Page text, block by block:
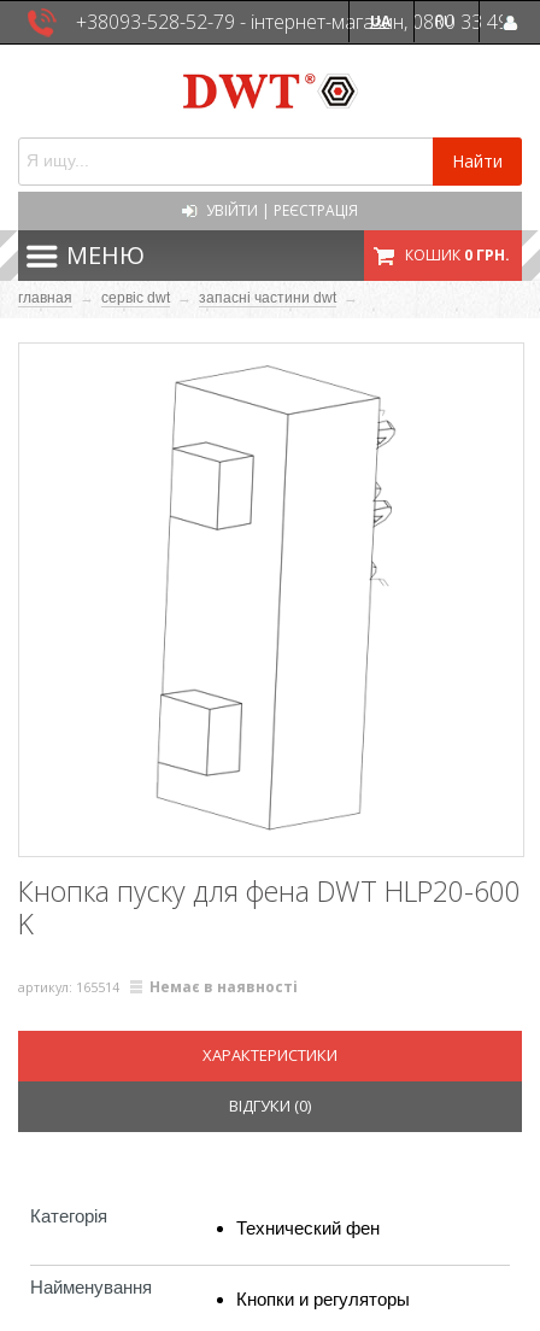
+38093-528-52-79 - інтернет-магазин, 0800 33 49
UA RU
Найти
УВІЙТИ | РЕЄСТРАЦІЯ
МЕНЮ КОШИК 0 ГРН.
главная → сервіс dwt → запасні частини dwt →
Кнопка пуску для фена DWT HLP20-600
K
артикул: 165514 Немає в наявності
ХАРАКТЕРИСТИКИ
ВІДГУКИ (0)
Категорія
Технический фен
Найменування
Кнопки и регуляторы